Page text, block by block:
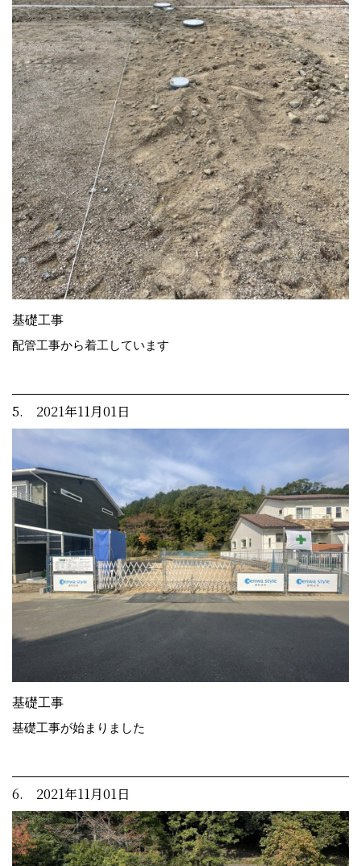
基礎工事
配管工事から着工しています
5. 2021年11月01日
基礎工事
基礎工事が始まりました
6. 2021年11月01日